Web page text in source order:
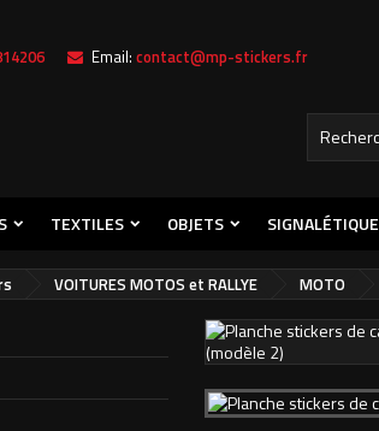
Email: contact@mp-stickers.fr
TEXTILES OBJETS SIGNALÉTIQUE
VOITURES MOTOS et RALLYE MOTO